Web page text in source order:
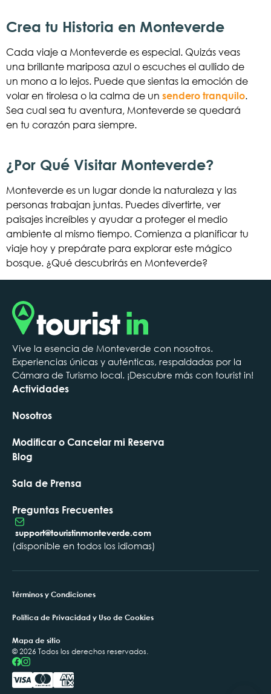
Crea tu Historia en Monteverde
Cada viaje a Monteverde es especial. Quizás veas
una brillante mariposa azul o escuches el aullido de
un mono a lo lejos. Puede que sientas la emoción de
volar en tirolesa o la calma de un sendero tranquilo.
Sea cual sea tu aventura, Monteverde se quedará
en tu corazón para siempre.
¿Por Qué Visitar Monteverde?
Monteverde es un lugar donde la naturaleza y las
personas trabajan juntas. Puedes divertirte, ver
paisajes increíbles y ayudar a proteger el medio
ambiente al mismo tiempo. Comienza a planificar tu
viaje hoy y prepárate para explorar este mágico
bosque. ¿Qué descubrirás en Monteverde?
Vive la esencia de Monteverde con nosotros.
Experiencias únicas y auténticas, respaldadas por la
Cámara de Turismo local. ¡Descubre más con tourist in!
Actividades
Nosotros
Modificar o Cancelar mi Reserva
Blog
Sala de Prensa
Preguntas Frecuentes
support@touristinmonteverde.com
(disponible en todos los idiomas)
Términos y Condiciones
Política de Privacidad y Uso de Cookies
Mapa de sitio
© 2026 Todos los derechos reservados.